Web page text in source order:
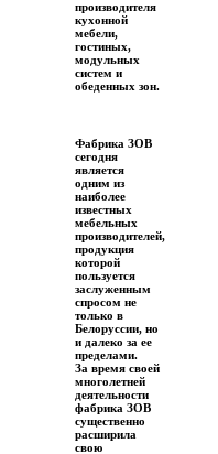
производителя
кухонной
мебели,
гостиных,
модульных
систем и
обеденных зон.
Фабрика ЗОВ
сегодня
является
одним из
наиболее
известных
мебельных
производителей,
продукция
которой
пользуется
заслуженным
спросом не
только в
Белоруссии, но
и далеко за ее
пределами.
За время своей
многолетней
деятельности
фабрика ЗОВ
существенно
расширила
свою